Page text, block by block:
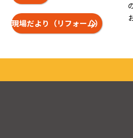
現場だより（リフォーム）